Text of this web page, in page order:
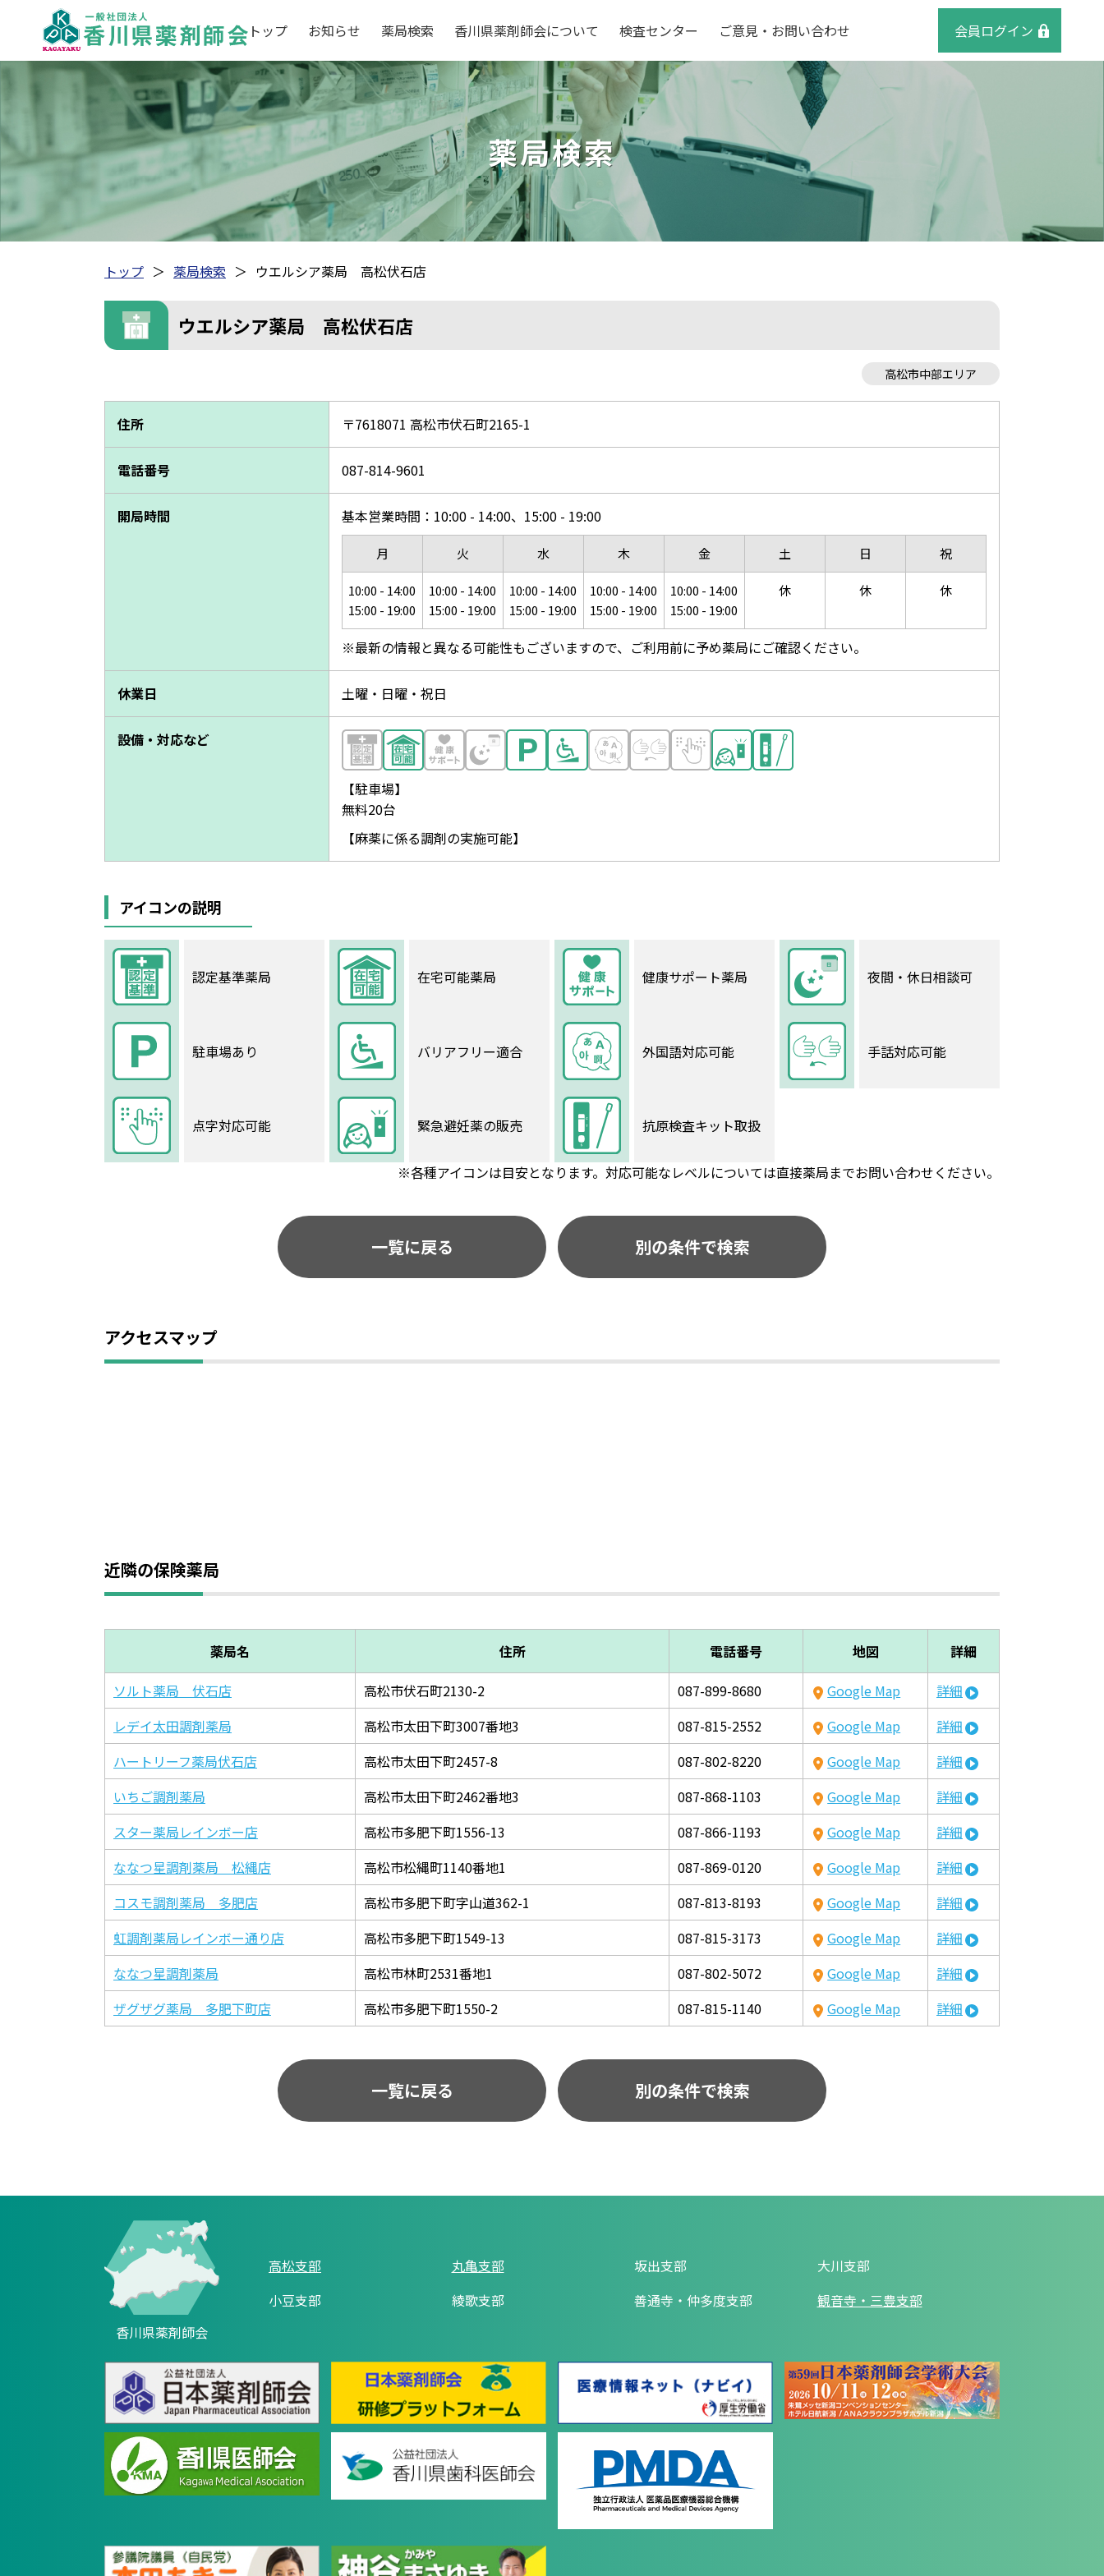
トップ お知らせ 薬局検索 香川県薬剤師会について 検査センター ご意見・お問い合わせ 会員ログイン
薬局検索
トップ 薬局検索 ウエルシア薬局 高松伏石店
ウエルシア薬局 高松伏石店
高松市中部エリア
住所 〒7618071 高松市伏石町2165-1
電話番号 087-814-9601
開局時間 基本営業時間：10:00 - 14:00、15:00 - 19:00
月
10:00 - 14:00
15:00 - 19:00
火
10:00 - 14:00
15:00 - 19:00
水
10:00 - 14:00
15:00 - 19:00
木
10:00 - 14:00
15:00 - 19:00
金
10:00 - 14:00
15:00 - 19:00
土
休
日
休
祝
休
※最新の情報と異なる可能性もございますので、ご利用前に予め薬局にご確認ください。
休業日 土曜・日曜・祝日
設備・対応など
【駐車場】
無料20台
【麻薬に係る調剤の実施可能】
アイコンの説明
認定基準薬局 在宅可能薬局 健康サポート薬局 夜間・休日相談可
駐車場あり バリアフリー適合 外国語対応可能 手話対応可能
点字対応可能 緊急避妊薬の販売 抗原検査キット取扱
※各種アイコンは目安となります。対応可能なレベルについては直接薬局までお問い合わせください。
一覧に戻る 別の条件で検索
アクセスマップ
近隣の保険薬局
薬局名 住所 電話番号 地図
詳細
ソルト薬局 伏石店
高松市伏石町2130-2 087-899-8680 Google Map
詳細
レデイ太田調剤薬局
高松市太田下町3007番地3 087-815-2552 Google Map
詳細
ハートリーフ薬局伏石店
高松市太田下町2457-8 087-802-8220 Google Map
詳細
いちご調剤薬局
高松市太田下町2462番地3 087-868-1103 Google Map
詳細
スター薬局レインボー店
高松市多肥下町1556-13 087-866-1193 Google Map
詳細
ななつ星調剤薬局 松縄店
高松市松縄町1140番地1 087-869-0120 Google Map
詳細
コスモ調剤薬局 多肥店
高松市多肥下町字山道362-1 087-813-8193 Google Map
詳細
虹調剤薬局レインボー通り店
高松市多肥下町1549-13 087-815-3173 Google Map
詳細
ななつ星調剤薬局
高松市林町2531番地1 087-802-5072 Google Map
詳細
ザグザグ薬局 多肥下町店
高松市多肥下町1550-2 087-815-1140 Google Map 詳細
一覧に戻る 別の条件で検索
香川県薬剤師会
高松支部 丸亀支部 坂出支部
大川支部
小豆支部
綾歌支部 善通寺・仲多度支部 観音寺・三豊支部